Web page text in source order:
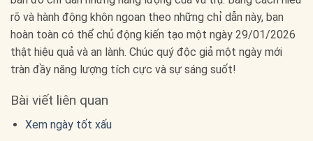
rõ và hành động khôn ngoan theo những chỉ dẫn này, bạn
hoàn toàn có thể chủ động kiến tạo một ngày 29/01/2026
thật hiệu quả và an lành. Chúc quý độc giả một ngày mới
tràn đầy năng lượng tích cực và sự sáng suốt!
Bài viết liên quan
Xem ngày tốt xấu